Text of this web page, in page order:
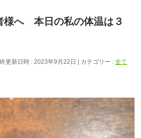
様へ 本日の私の体温は３
更新日時 : 2023年9月22日 カテゴリー :全て